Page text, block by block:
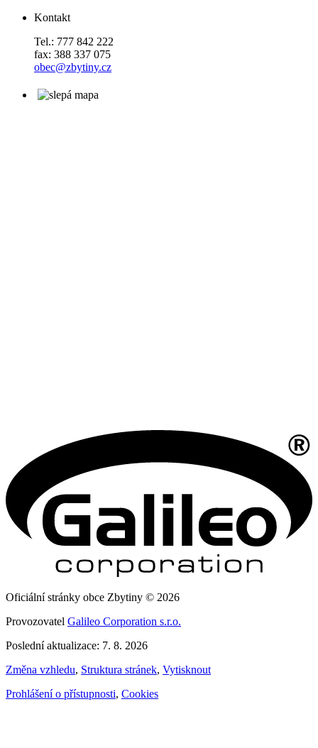
Kontakt
Tel.: 777 842 222
fax: 388 337 075
obec@zbytiny.cz
Oficiální stránky obce Zbytiny © 2026
Provozovatel Galileo Corporation s.r.o.
Poslední aktualizace: 7. 8. 2026
Změna vzhledu, Struktura stránek, Vytisknout
Prohlášení o přístupnosti, Cookies